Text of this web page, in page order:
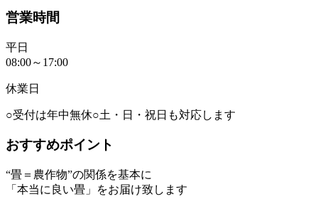
営業時間
平日
08:00～17:00
休業日
○受付は年中無休○土・日・祝日も対応します
おすすめポイント
“畳＝農作物”の関係を基本に
「本当に良い畳」をお届け致します